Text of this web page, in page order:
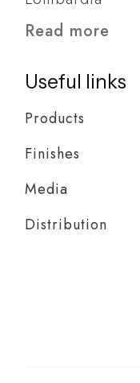
Read more
Useful links
Products
Finishes
Media
Distribution